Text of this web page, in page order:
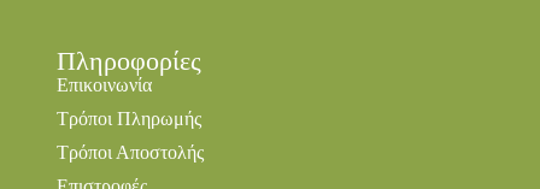
Πληροφορίες
Επικοινωνία
Τρόποι Πληρωμής
Τρόποι Αποστολής